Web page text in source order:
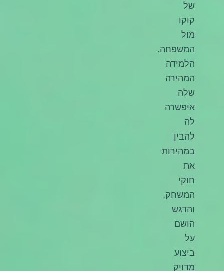
של
קוקו
מול
המשפחה.
הלמידה
המהירה
שלה
איפשרה
לה
להבין
במהירות
את
חוקי
המשחק,
והדגש
הושם
על
ביצוע
מדויק